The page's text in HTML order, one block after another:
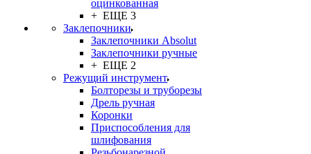
оцинкованная
+ ЕЩЕ 3
Заклепочники
Заклепочники Absolut
Заклепочники ручные
+ ЕЩЕ 2
Режущий инструмент
Болторезы и труборезы
Дрель ручная
Коронки
Приспособления для
шлифования